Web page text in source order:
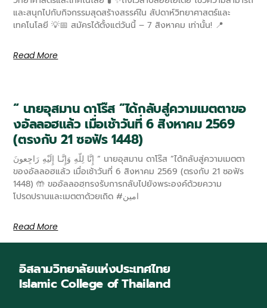
และสนุกไปกับกิจกรรมสุดสร้างสรรค์ใน สัปดาห์วิทยาศาสตร์และ
เทคโนโลยี 💡📅 สมัครได้ตั้งแต่วันนี้ – 7 สิงหาคม เท่านั้น! 📍
Read More
“ นายอุสมาน ดาโร๊ส ”ได้กลับสู่ความเมตตาขอ
งอัลลอฮแล้ว เมื่อเช้าวันที่ 6 สิงหาคม 2569
(ตรงกับ 21 ซอฟัร 1448)
إِنَّا لِلّهِ وَإِنَّـا إِلَيْهِ رَاجِعونَ “ นายอุสมาน ดาโร๊ส ”ได้กลับสู่ความเมตตา
ของอัลลอฮแล้ว เมื่อเช้าวันที่ 6 สิงหาคม 2569 (ตรงกับ 21 ซอฟัร
1448) 🤲 ขออัลลอฮฺทรงรับการกลับไปยังพระองค์ด้วยความ
โปรดปรานและเมตตาด้วยเถิด #امين
Read More
อิสลามวิทยาลัยแห่งประเทศไทย
Islamic College of Thailand